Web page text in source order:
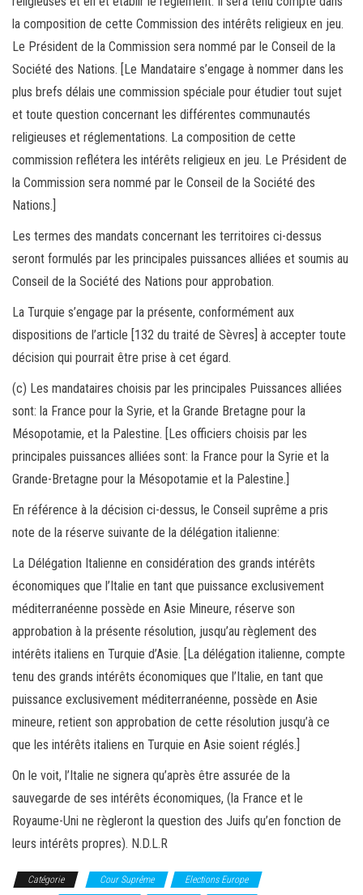
la composition de cette Commission des intérêts religieux en jeu.
Le Président de la Commission sera nommé par le Conseil de la
Société des Nations. [Le Mandataire s’engage à nommer dans les
plus brefs délais une commission spéciale pour étudier tout sujet
et toute question concernant les différentes communautés
religieuses et réglementations. La composition de cette
commission reflétera les intérêts religieux en jeu. Le Président de
la Commission sera nommé par le Conseil de la Société des
Nations.]
Les termes des mandats concernant les territoires ci-dessus
seront formulés par les principales puissances alliées et soumis au
Conseil de la Société des Nations pour approbation.
La Turquie s’engage par la présente, conformément aux
dispositions de l’article [132 du traité de Sèvres] à accepter toute
décision qui pourrait être prise à cet égard.
(c) Les mandataires choisis par les principales Puissances alliées
sont: la France pour la Syrie, et la Grande Bretagne pour la
Mésopotamie, et la Palestine. [Les officiers choisis par les
principales puissances alliées sont: la France pour la Syrie et la
Grande-Bretagne pour la Mésopotamie et la Palestine.]
En référence à la décision ci-dessus, le Conseil suprême a pris
note de la réserve suivante de la délégation italienne:
La Délégation Italienne en considération des grands intérêts
économiques que l’Italie en tant que puissance exclusivement
méditerranéenne possède en Asie Mineure, réserve son
approbation à la présente résolution, jusqu’au règlement des
intérêts italiens en Turquie d’Asie. [La délégation italienne, compte
tenu des grands intérêts économiques que l’Italie, en tant que
puissance exclusivement méditerranéenne, possède en Asie
mineure, retient son approbation de cette résolution jusqu’à ce
que les intérêts italiens en Turquie en Asie soient réglés.]
On le voit, l’Italie ne signera qu’après être assurée de la
sauvegarde de ses intérêts économiques, (la France et le
Royaume-Uni ne règleront la question des Juifs qu’en fonction de
leurs intérêts propres). N.D.L.R
Catégorie Cour Suprême Elections Europe